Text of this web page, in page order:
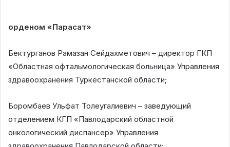
орденом «Парасат»
Бектурганов Рамазан Сейдахметович – директор ГКП
«Областная офтальмологическая больница» Управления
здравоохранения Туркестанской области;
Боромбаев Ульфат Толеугалиевич – заведующий
отделением КГП «Павлодарский областной
онкологический диспансер» Управления